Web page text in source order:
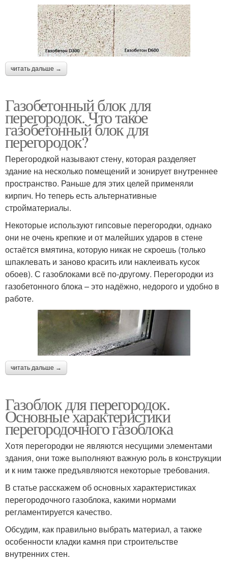
читать дальше →
Газобетонный блок для
перегородок. Что такое
газобетонный блок для
перегородок?
Перегородкой называют стену, которая разделяет
здание на несколько помещений и зонирует внутреннее
пространство. Раньше для этих целей применяли
кирпич. Но теперь есть альтернативные
стройматериалы.
Некоторые используют гипсовые перегородки, однако
они не очень крепкие и от малейших ударов в стене
остаётся вмятина, которую никак не скроешь (только
шпаклевать и заново красить или наклеивать кусок
обоев). С газоблоками всё по-другому. Перегородки из
газобетонного блока – это надёжно, недорого и удобно в
работе.
читать дальше →
Газоблок для перегородок.
Основные характеристики
перегородочного газоблока
Хотя перегородки не являются несущими элементами
здания, они тоже выполняют важную роль в конструкции
и к ним также предъявляются некоторые требования.
В статье расскажем об основных характеристиках
перегородочного газоблока, какими нормами
регламентируется качество.
Обсудим, как правильно выбрать материал, а также
особенности кладки камня при строительстве
внутренних стен.